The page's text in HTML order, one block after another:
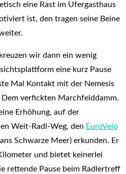
eine Rast im Ufergasthaus
ist, den tragen seine Beine
wir dann ein wenig
eine kurz Pause
Mal Kontakt mit der Nemesis
verfickten Marchfelddamm.
Erhöhung, auf der
Weit-Radl-Weg, den EuroVelo
Schwarze Meer) erkunden. Er
und bietet keinerlei
rettende Pause beim Radlertreff